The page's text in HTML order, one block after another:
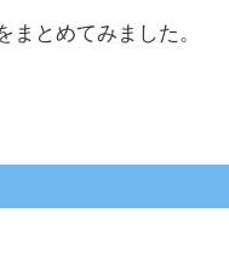
まとめてみました。